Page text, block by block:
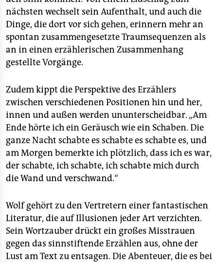
nächsten wechselt sein Aufenthalt, und auch die
Dinge, die dort vor sich gehen, erinnern mehr an
spontan zusammengesetzte Traumsequenzen als
an in einen erzählerischen Zusammenhang
gestellte Vorgänge.
Zudem kippt die Perspektive des Erzählers
zwischen verschiedenen Positionen hin und her,
innen und außen werden ununterscheidbar. „Am
Ende hörte ich ein Geräusch wie ein Schaben. Die
ganze Nacht schabte es schabte es schabte es, und
am Morgen bemerkte ich plötzlich, dass ich es war,
der schabte, ich schabte, ich schabte mich durch
die Wand und verschwand.“
Wolf gehört zu den Vertretern einer fantastischen
Literatur, die auf Illusionen jeder Art verzichten.
Sein Wortzauber drückt ein großes Misstrauen
gegen das sinnstiftende Erzählen aus, ohne der
Lust am Text zu entsagen. Die Abenteuer, die es bei